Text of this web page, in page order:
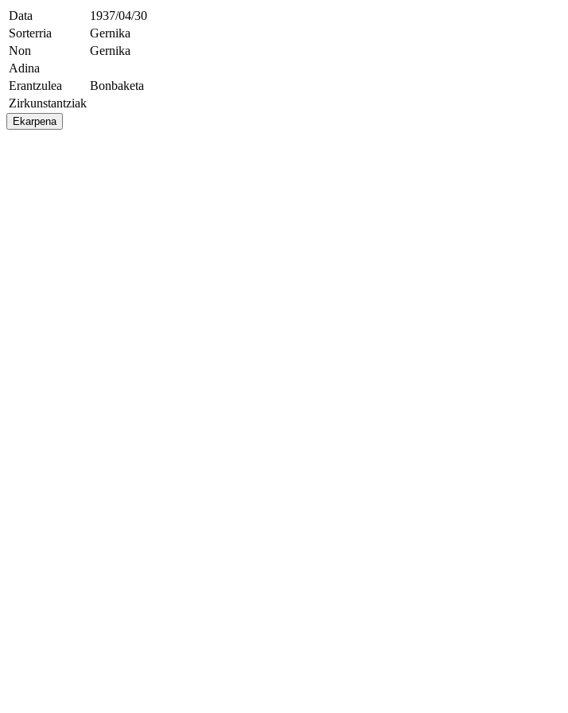
Data
1937/04/30
Sorterria
Gernika
Non
Gernika
Adina
Erantzulea
Bonbaketa
Zirkunstantziak